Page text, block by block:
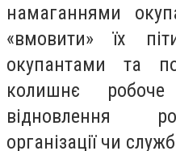
намаганнями
«вмовити» їх
окупантами та
колишнє
відновлення
організації чи